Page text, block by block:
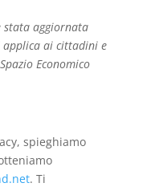
stata aggiornata
applica ai cittadini e
Economico
spieghiamo
. Ti